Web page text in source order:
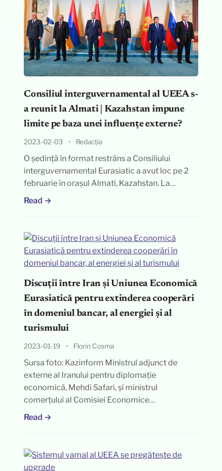
Consiliul interguvernamental al UEEA s-
a reunit la Almati | Kazahstan impune
limite pe baza unei influențe externe?
2023-02-03 • Redacția
O ședință în format restrâns a Consiliului
interguvernamental Eurasiatic a avut loc pe 2
februarie în orașul Almati, Kazahstan. La…
Read →
Discuții între Iran și Uniunea Economică
Eurasiatică pentru extinderea cooperări
în domeniul bancar, al energiei și al
turismului
2023-01-19 • Florin Cosma
Sursa foto: Kazinform Ministrul adjunct de
externe al Iranului pentru diplomație
economică, Mehdi Safari, și ministrul
comerțului al Comisiei Economice…
Read →